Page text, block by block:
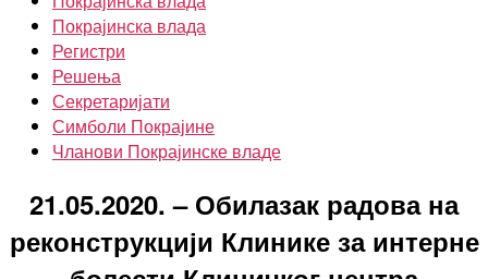
Покрајинска влада
Регистри
Решења
Секретаријати
Симболи Покрајине
Чланови Покрајинске владе
21.05.2020. – Обилазак радова на
реконструкцији Клинике за интерне